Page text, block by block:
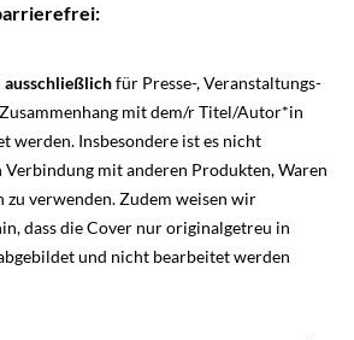
ausschließlichfür Presse-, Veranstaltungs-
mit dem/r Titel/Autor*in
werden. Insbesondere ist es nicht
Verbindung mit anderen Produkten, Waren
verwenden. Zudem weisen wir
dass die Cover nur originalgetreu in
und nicht bearbeitet werden